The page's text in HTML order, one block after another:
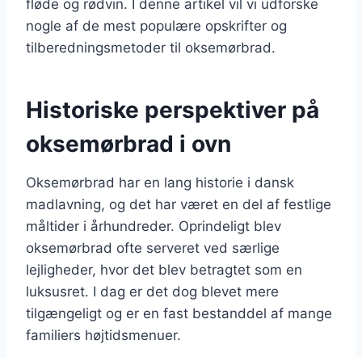
fløde og rødvin. I denne artikel vil vi udforske
nogle af de mest populære opskrifter og
tilberedningsmetoder til oksemørbrad.
Historiske perspektiver på
oksemørbrad i ovn
Oksemørbrad har en lang historie i dansk
madlavning, og det har været en del af festlige
måltider i århundreder. Oprindeligt blev
oksemørbrad ofte serveret ved særlige
lejligheder, hvor det blev betragtet som en
luksusret. I dag er det dog blevet mere
tilgængeligt og er en fast bestanddel af mange
familiers højtidsmenuer.